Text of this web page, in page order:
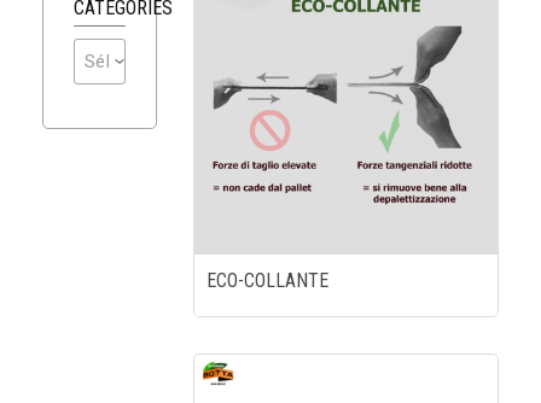
CATÉGORIES
Sélectionner une catégorie
ECO-COLLANTE